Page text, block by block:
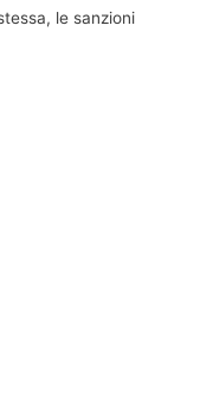
le sanzioni